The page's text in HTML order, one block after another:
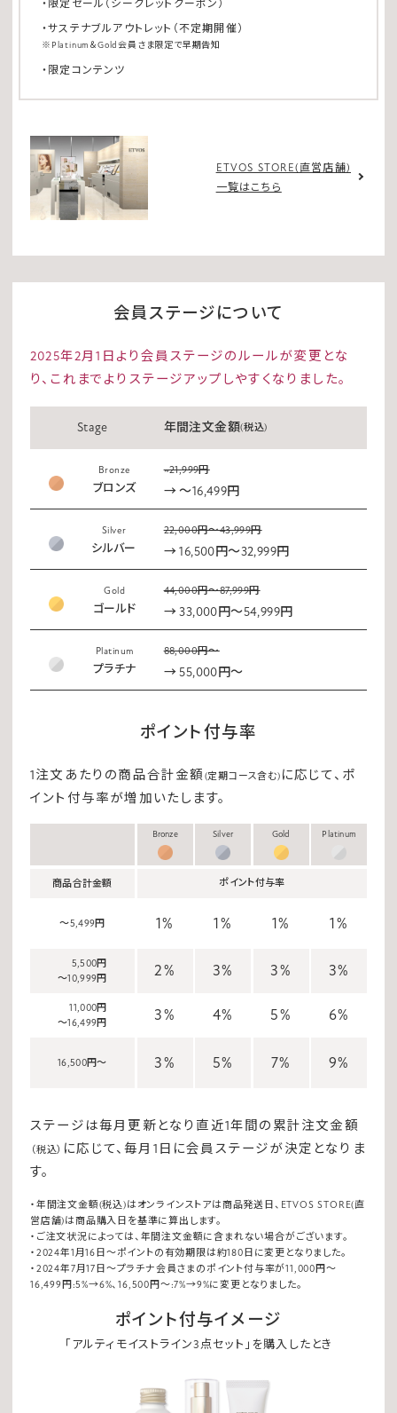
・限定セール（シークレットクーポン）
・サステナブルアウトレット（不定期開催）
※Platinum＆Gold会員さま限定で早期告知
・限定コンテンツ
ETVOS STORE(直営店舗)
一覧はこちら
会員ステージについて
2025年2月1日より会員ステージのルールが変更とな
り、これまでよりステージアップしやすくなりました。
Stage 年間注文金額(税込)
Bronze
ブロンズ
~21,999円
→ ～16,499円
Silver
シルバー
22,000円～43,999円
→ 16,500円～32,999円
Gold
ゴールド
44,000円～87,999円
→ 33,000円～54,999円
Platinum
プラチナ
88,000円～
→ 55,000円～
ポイント付与率
1注文あたりの商品合計金額 (定期コース含む) に応じて、ポ
イント付与率が増加いたします。
Bronze Silver Gold Platinum
商品合計金額 ポイント付与率
～5,499円 1% 1% 1% 1%
5,500円
～10,999円
2% 3% 3% 3%
11,000円
～16,499円
3% 4% 5% 6%
16,500円～ 3% 5% 7% 9%
ステージは毎月更新となり直近1年間の累計注文金額
（税込） に応じて、毎月1日に会員ステージが決定となりま
す。
・年間注文金額(税込)はオンラインストアは商品発送日、ETVOS STORE(直
営店舗)は商品購入日を基準に算出します。
・ご注文状況によっては、年間注文金額に含まれない場合がございます。
・2024年1月16日～ポイントの有効期限は約180日に変更となりました。
・2024年7月17日～プラチナ会員さまのポイント付与率が11,000円～
16,499円:5%→6%、16,500円～:7%→9%に変更となりました。
ポイント付与イメージ
「アルティモイストライン3点セット」を購入したとき